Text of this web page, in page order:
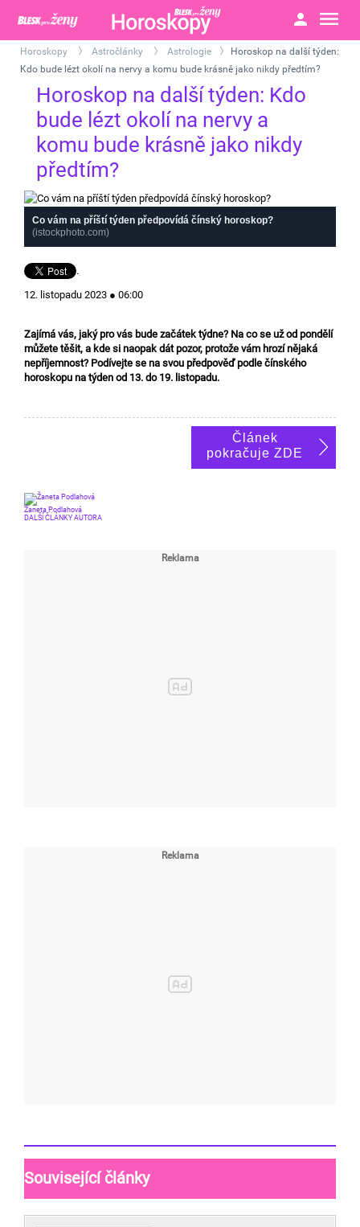
Horoskopy Astročlánky Astrologie
>
Horoskop na další týden:
Kdo bude lézt okolí na nervy a komu bude krásně jako nikdy předtím?
Horoskop na další týden: Kdo
bude lézt okolí na nervy a
komu bude krásně jako nikdy
předtím?
Co vám na příští týden předpovídá čínský horoskop?
(istockphoto.com)
.
12. listopadu 2023 ● 06:00
Zajímá vás, jaký pro vás bude začátek týdne? Na co se už od pondělí
můžete těšit, a kde si naopak dát pozor, protože vám hrozí nějaká
nepříjemnost? Podívejte se na svou předpověď podle čínského
horoskopu na týden od 13. do 19. listopadu.
Článek
pokračuje ZDE
Žaneta Podlahová
DALŠÍ ČLÁNKY AUTORA
Související články